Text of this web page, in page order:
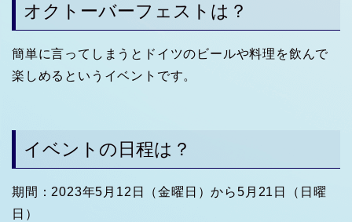
オクトーバーフェストは？
簡単に言ってしまうとドイツのビールや料理を飲んで
楽しめるというイベントです。
イベントの日程は？
期間：2023年5月12日（金曜日）から5月21日（日曜
日）